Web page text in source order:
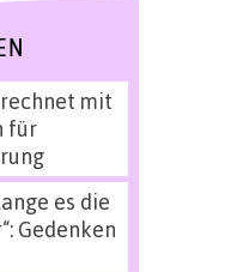
rechnet mit
für
es die
Gedenken